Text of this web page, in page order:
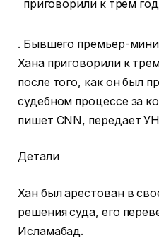
. Бывшего премьер-
Хана приговорили к
после того, как он был
судебном процессе за
пишет CNN, передает
Детали
Хан был арестован в
решения суда, его
Исламабад.